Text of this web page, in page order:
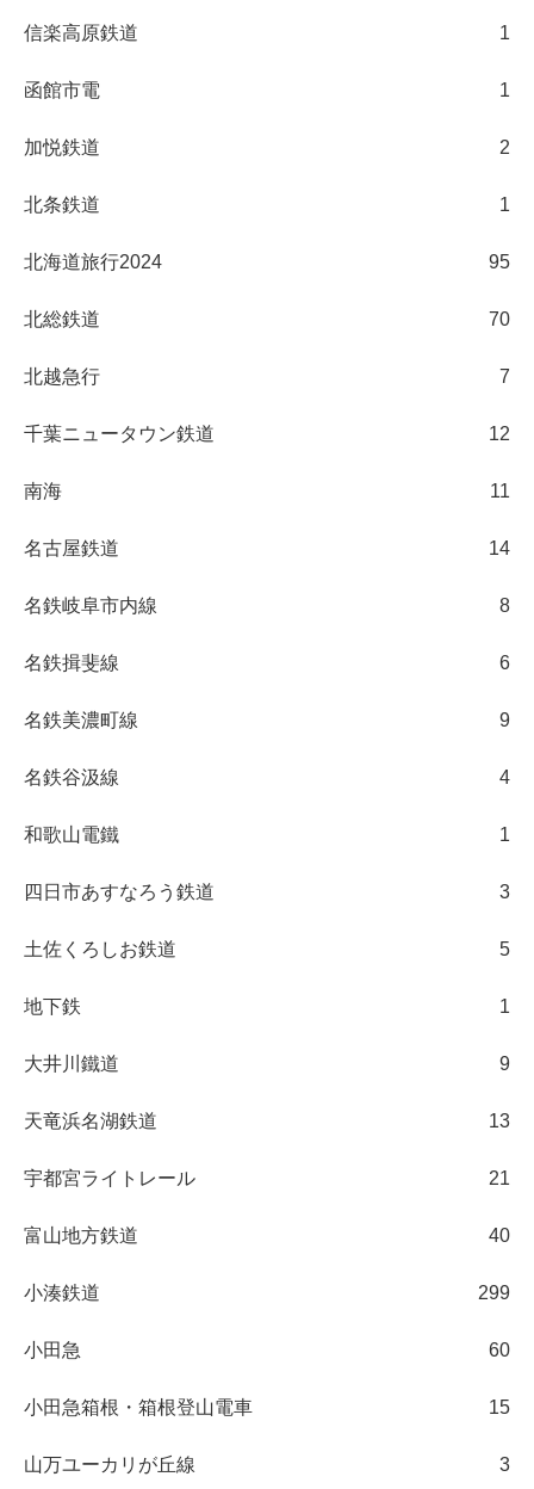
信楽高原鉄道 1
函館市電 1
加悦鉄道 2
北条鉄道 1
北海道旅行2024 95
北総鉄道 70
北越急行 7
千葉ニュータウン鉄道 12
南海 11
名古屋鉄道 14
名鉄岐阜市内線 8
名鉄揖斐線 6
名鉄美濃町線 9
名鉄谷汲線 4
和歌山電鐵 1
四日市あすなろう鉄道 3
土佐くろしお鉄道 5
地下鉄 1
大井川鐵道 9
天竜浜名湖鉄道 13
宇都宮ライトレール 21
富山地方鉄道 40
小湊鉄道 299
小田急 60
小田急箱根・箱根登山電車 15
山万ユーカリが丘線 3